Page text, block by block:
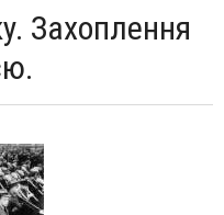
Захоплення